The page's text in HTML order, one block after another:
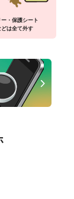
・保護シート
どは全て外す